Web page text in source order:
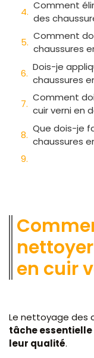
Comment
des
Comment
chaussures
Dois-je
chaussures
Comment
cuir verni en
Que dois-je
chaussures
en cuir
Le nettoyage des
tâche
leur qualité.